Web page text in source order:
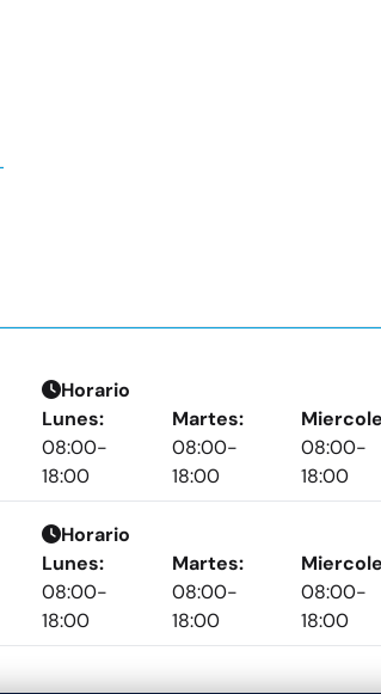
Horario
Lunes:
08:00-
18:00
Martes:
08:00-
18:00
08:00-
18:00
Horario
Lunes:
08:00-
18:00
Martes:
08:00-
18:00
08:00-
18:00